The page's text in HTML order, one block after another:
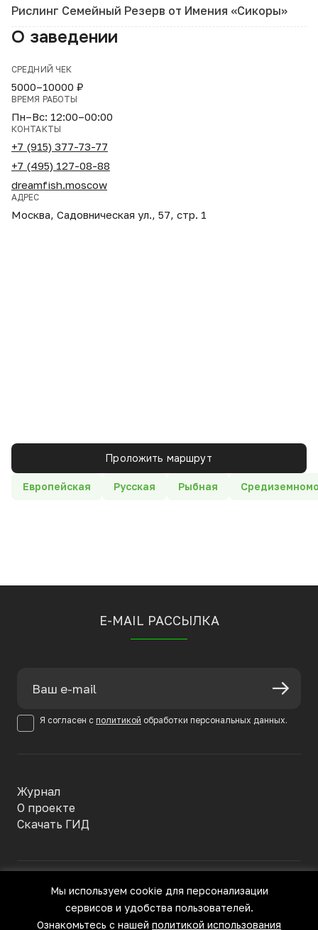
Мы используем cookie для персонализации
сервисов и удобства пользователей.
Ознакомьтесь с нашей политикой использования
Рислинг Семейный Резерв от Имения «Сикоры»
О заведении
СРЕДНИЙ ЧЕК
5000–10000 ₽
ВРЕМЯ РАБОТЫ
Пн–Вс: 12:00–00:00
КОНТАКТЫ
+7 (915) 377-73-77
+7 (495) 127-08-88
dreamfish.moscow
АДРЕС
Москва, Садовническая ул., 57, стр. 1
Проложить маршрут
Европейская Русская Рыбная
E-MAIL РАССЫЛКА
Я согласен с политикой обработки персональных данных.
Журнал
О проекте
Скачать ГИД
Пользовательское соглашение
© Большое Русское Вино, 2022—2026
Все права защищены